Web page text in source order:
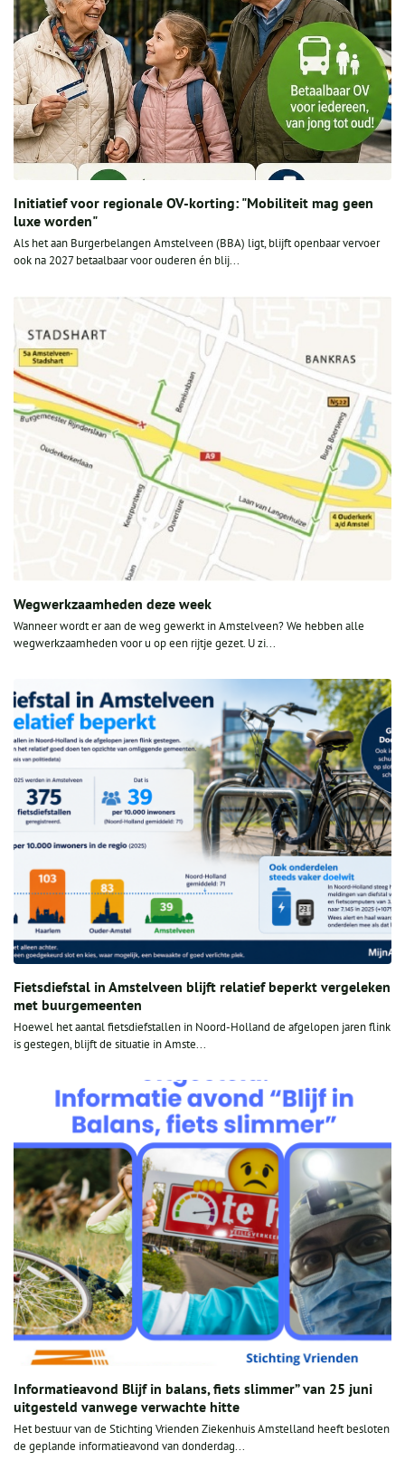
Initiatief voor regionale OV-korting: "Mobiliteit mag geen
luxe worden"
Als het aan Burgerbelangen Amstelveen (BBA) ligt, blijft openbaar vervoer
ook na 2027 betaalbaar voor ouderen én blij...
Wegwerkzaamheden deze week
Wanneer wordt er aan de weg gewerkt in Amstelveen? We hebben alle
wegwerkzaamheden voor u op een rijtje gezet. U zi...
Fietsdiefstal in Amstelveen blijft relatief beperkt vergeleken
met buurgemeenten
Hoewel het aantal fietsdiefstallen in Noord-Holland de afgelopen jaren flink
is gestegen, blijft de situatie in Amste...
Informatieavond Blijf in balans, fiets slimmer” van 25 juni
uitgesteld vanwege verwachte hitte
Het bestuur van de Stichting Vrienden Ziekenhuis Amstelland heeft besloten
de geplande informatieavond van donderdag...